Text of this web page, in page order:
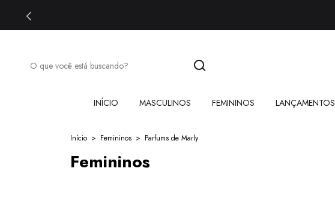
INÍCIO MASCULINOS FEMININOS LANÇAMENTOS
Início > Femininos > Parfums de Marly
Femininos